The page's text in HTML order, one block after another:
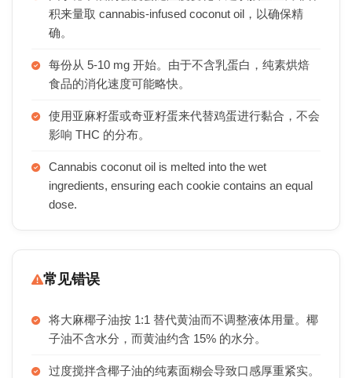
积来量取 cannabis-infused coconut oil，以确保精
确。
每份从 5-10 mg 开始。由于不含乳蛋白，纯素烘焙
食品的消化速度可能略快。
使用亚麻籽蛋或奇亚籽蛋来代替鸡蛋进行黏合，不会
影响 THC 的分布。
Cannabis coconut oil is melted into the wet
ingredients, ensuring each cookie contains an equal
dose.
常见错误
将大麻椰子油按 1:1 替代黄油而不调整液体用量。椰
子油不含水分，而黄油约含 15% 的水分。
过度搅拌含椰子油的纯素面糊会导致口感厚重紧实。